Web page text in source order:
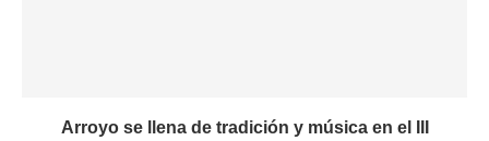
Arroyo se llena de tradición y música en el III